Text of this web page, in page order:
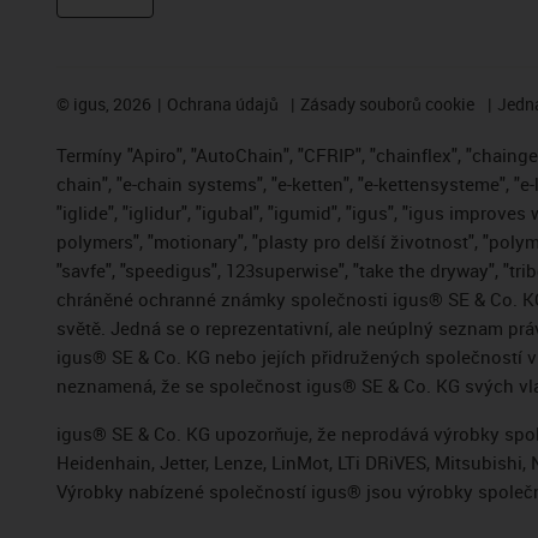
© igus, 2026 Ochrana údajů Zásady souborů cookie
Termíny "Apiro", "AutoChain", "CFRIP", "chainflex",
chain", "e-chain systems", "e-ketten", "e-kettensysteme",
"iglide", "iglidur", "igubal", "igumid", "igus", "igus improves
polymers", "motionary", "plasty pro delší životnost",
"savfe", "speedigus", 123superwise", "take the dryway",
chráněné ochranné známky společnosti igus® SE & Co.
světě. Jedná se o reprezentativní, ale neúplný seznam
igus® SE & Co. KG nebo jejích přidružených společností
neznamená, že se společnost igus® SE & Co. KG svých
igus® SE & Co. KG upozorňuje, že neprodává výrobky
Heidenhain, Jetter, Lenze, LinMot, LTi DRiVES,
Výrobky nabízené společností igus® jsou výrobky